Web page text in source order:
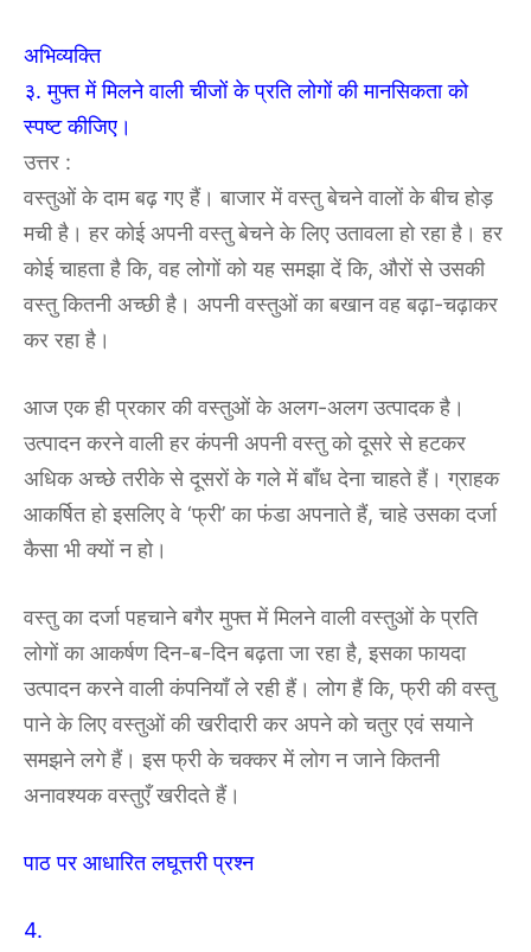
अभिव्यक्ति
३. मुफ्त में मिलने वाली चीजों के प्रति लोगों की मानसिकता को
स्पष्ट कीजिए।
उत्तर :
वस्तुओं के दाम बढ़ गए हैं। बाजार में वस्तु बेचने वालों के बीच होड़
मची है। हर कोई अपनी वस्तु बेचने के लिए उतावला हो रहा है। हर
कोई चाहता है कि, वह लोगों को यह समझा दें कि, औरों से उसकी
वस्तु कितनी अच्छी है। अपनी वस्तुओं का बखान वह बढ़ा-चढ़ाकर
कर रहा है।
आज एक ही प्रकार की वस्तुओं के अलग-अलग उत्पादक है।
उत्पादन करने वाली हर कंपनी अपनी वस्तु को दूसरे से हटकर
अधिक अच्छे तरीके से दूसरों के गले में बाँध देना चाहते हैं। ग्राहक
आकर्षित हो इसलिए वे ‘फ्री’ का फंडा अपनाते हैं, चाहे उसका दर्जा
कैसा भी क्यों न हो।
वस्तु का दर्जा पहचाने बगैर मुफ्त में मिलने वाली वस्तुओं के प्रति
लोगों का आकर्षण दिन-ब-दिन बढ़ता जा रहा है, इसका फायदा
उत्पादन करने वाली कंपनियाँ ले रही हैं। लोग हैं कि, फ्री की वस्तु
पाने के लिए वस्तुओं की खरीदारी कर अपने को चतुर एवं सयाने
समझने लगे हैं। इस फ्री के चक्कर में लोग न जाने कितनी
अनावश्यक वस्तुएँ खरीदते हैं।
पाठ पर आधारित लघूत्तरी प्रश्न
4.